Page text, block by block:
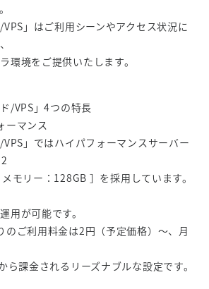
VPS」はご利用シーンやアクセス状況に
環境をご提供いたします。
/VPS」4つの特長
ーマンス
VPS」ではハイパフォーマンスサーバー
モリー：128GB ］を採用しています。
用が可能です。
のご利用料金は2円（予定価格）～、月
ら課金されるリーズナブルな設定です。